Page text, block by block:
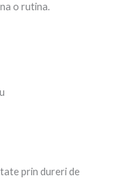
o rutina.
prin dureri de